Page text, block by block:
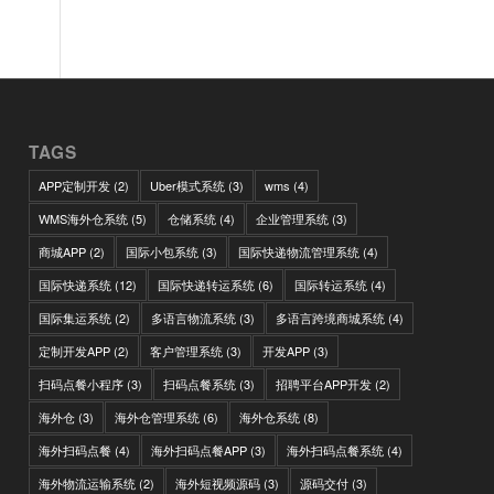
TAGS
APP定制开发(2) Uber模式系统(3) wms (4)
WMS海外仓系统(5) 仓储系统(4) 企业管理系统(3)
商城APP(2) 国际小包系统(3) 国际快递物流管理系统(4)
国际快递系统(12) 国际快递转运系统(6) 国际转运系统(4)
国际集运系统(2) 多语言物流系统(3) 多语言跨境商城系统(4)
定制开发APP(2) 客户管理系统(3) 开发APP(3)
扫码点餐小程序(3) 扫码点餐系统(3) 招聘平台APP开发(2)
海外仓(3) 海外仓管理系统(6) 海外仓系统(8)
海外扫码点餐(4) 海外扫码点餐APP(3) 海外扫码点餐系统(4)
海外物流运输系统(2) 海外短视频源码(3) 源码交付(3)